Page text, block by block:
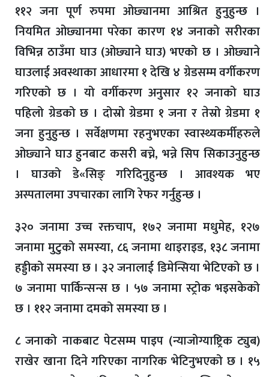
११२ जना पूर्ण रुपमा ओछ्यानमा आश्रित हुनुहुन्छ ।
नियमित ओछ्यानमा परेका कारण १४ जनाको सरीरका
विभिन्न ठाउँमा घाउ (ओछ्याने घाउ) भएको छ । ओछ्याने
घाउलाई अवस्थाका आधारमा १ देखि ४ ग्रेडसम्म वर्गीकरण
गरिएको छ । यो वर्गीकरण अनुसार १२ जनाको घाउ
पहिलो ग्रेडको छ । दोस्रो ग्रेडमा १ जना र तेस्रो ग्रेडमा १
जना हुनुहुन्छ । सर्वेक्षणमा रहनुभएका स्वास्थ्यकर्मीहरुले
ओछ्याने घाउ हुनबाट कसरी बच्ने, भन्ने सिप सिकाउनुहुन्छ
। घाउको डे«सिङ् गरिदिनुहुन्छ । आवश्यक भए
अस्पतालमा उपचारका लागि रेफर गर्नुहुन्छ ।
३२० जनामा उच्च रक्तचाप, १७२ जनामा मधुमेह, १२७
जनामा मुटुको समस्या, ८६ जनामा थाइराइड, १३८ जनामा
हड्डीको समस्या छ । ३२ जनालाई डिमेन्सिया भेटिएको छ ।
७ जनामा पार्किन्सन्स छ । ५७ जनामा स्ट्रोक भइसकेको
छ । ११२ जनामा दमको समस्या छ ।
८ जनाको नाकबाट पेटसम्म पाइप (न्याजोग्याष्ट्रिक ट्युब)
राखेर खाना दिने गरिएका नागरिक भेटिनुभएको छ । १५